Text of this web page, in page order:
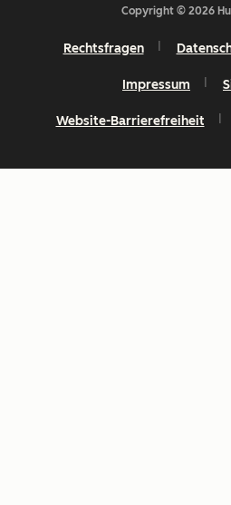
Copyright © 2026
Rechtsfragen
Impressum
Website-Barrierefreiheit